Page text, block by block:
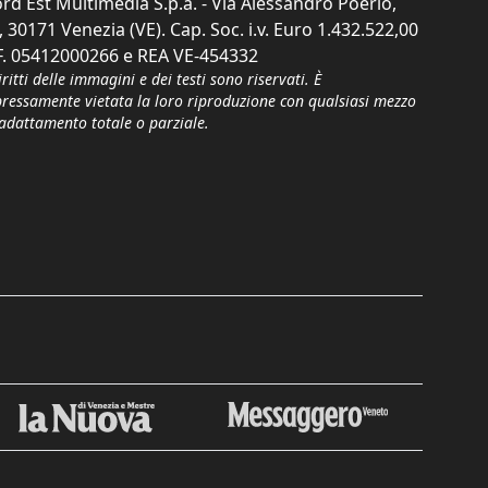
30171 Venezia (VE). Cap. Soc. i.v. Euro 1.432.522,00
05412000266 e REA VE-454332
delle immagini e dei testi sono riservati. È
vietata la loro riproduzione con qualsiasi mezzo
totale o parziale.